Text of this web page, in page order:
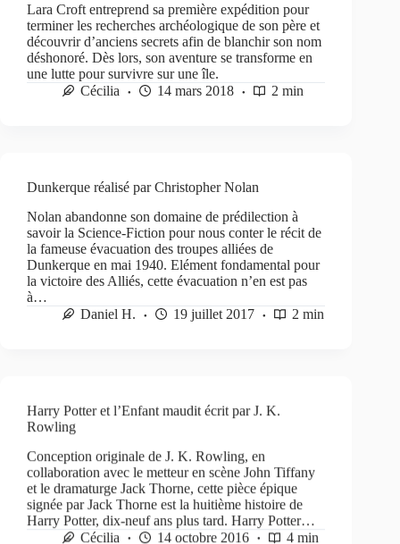
Lara Croft entreprend sa première expédition pour
terminer les recherches archéologique de son père et
découvrir d’anciens secrets afin de blanchir son nom
déshonoré. Dès lors, son aventure se transforme en
une lutte pour survivre sur une île.
Cécilia
14 mars 2018 2 min
Dunkerque réalisé par Christopher Nolan
Nolan abandonne son domaine de prédilection à
savoir la Science-Fiction pour nous conter le récit de
la fameuse évacuation des troupes alliées de
Dunkerque en mai 1940. Elément fondamental pour
la victoire des Alliés, cette évacuation n’en est pas
à…
Daniel H.
19 juillet 2017 2 min
Harry Potter et l’Enfant maudit écrit par J. K.
Rowling
Conception originale de J. K. Rowling, en
collaboration avec le metteur en scène John Tiffany
et le dramaturge Jack Thorne, cette pièce épique
signée par Jack Thorne est la huitième histoire de
Harry Potter, dix-neuf ans plus tard. Harry Potter…
Cécilia
14 octobre 2016 4 min